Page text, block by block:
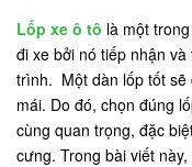
Lốp xe ô tô là một
đi xe bởi nó tiếp nhận
trình. Một dàn lốp tốt sẽ
mái. Do đó, chọn đúng
cùng quan trọng, đặc
cưng. Trong bài viết